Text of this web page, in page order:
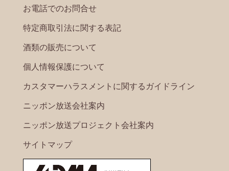
お電話でのお問合せ
特定商取引法に関する表記
酒類の販売について
個人情報保護について
カスタマーハラスメントに関するガイドライン
ニッポン放送会社案内
ニッポン放送プロジェクト会社案内
サイトマップ